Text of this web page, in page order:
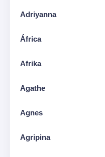
Adriyanna
África
Afrika
Agathe
Agnes
Agripina